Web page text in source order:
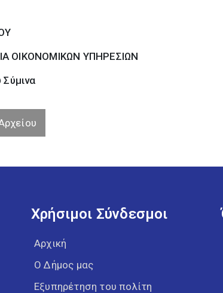
ΟΙΚΟΝΟΜΙΚΩΝ ΥΠΗΡΕΣΙΩΝ
Χρήσιμοι Σύνδεσμοι
Αρχική
Ο Δήμος μας
Εξυπηρέτηση του πολίτη